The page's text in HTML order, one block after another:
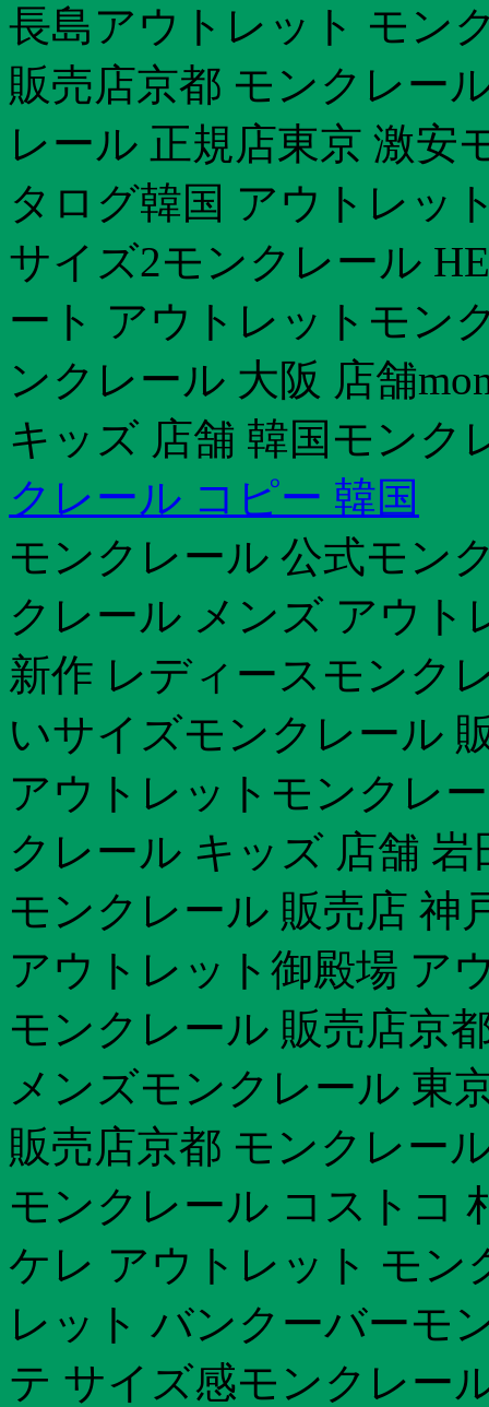
長島アウトレット モン
販売店京都 モンクレー
レール 正規店東京 激安
タログ韓国 アウトレッ
サイズ2モンクレール
ート アウトレットモン
ンクレール 大阪 店舗
キッズ 店舗 韓国モンク
クレール コピー 韓国
モンクレール 公式モン
クレール メンズ アウト
新作 レディースモンク
いサイズモンクレール
アウトレットモンクレ
クレール キッズ 店舗
モンクレール 販売店 神
アウトレット御殿場 ア
モンクレール 販売店京
メンズモンクレール 東
販売店京都 モンクレー
モンクレール コストコ
ケレ アウトレット モン
レット バンクーバーモ
テ サイズ感モンクレー